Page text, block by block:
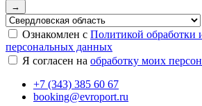
→
Ознакомлен с Политикой обработки
персональных данных
Я согласен на обработку моих
+7 (343) 385 60 67
booking@evroport.ru